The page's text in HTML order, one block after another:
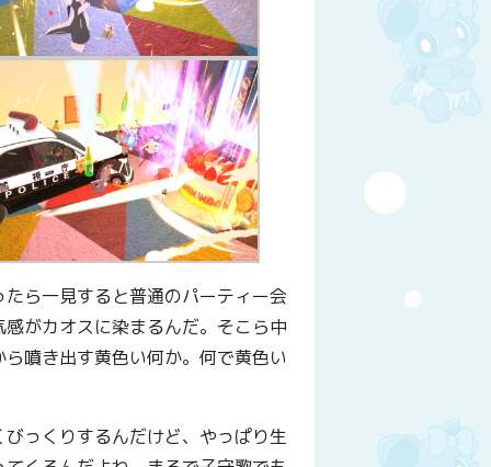
たら一見すると普通のパーティー会
がカオスに染まるんだ。そこら中
噴き出す黄色い何か。何で黄色い
っくりするんだけど、やっぱり生